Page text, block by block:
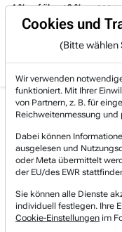
% auf über +3 %.
Gratis Account Login
Jetzt
Bereits bei
Home Marktberichte
Leichtes Kursplus an
Leichtes
Börsen –
Cookies und
(Bitte wählen
Wir verwenden
funktioniert. Mit Ihrer
von Partnern, z. B. für
Reichweitenmessung und
Dabei können
ausgelesen und
oder Meta übermittelt
der EU/des EWR
Sie können alle Dienste
individuell festlegen. Ihre
Cookie-Einstellungen im